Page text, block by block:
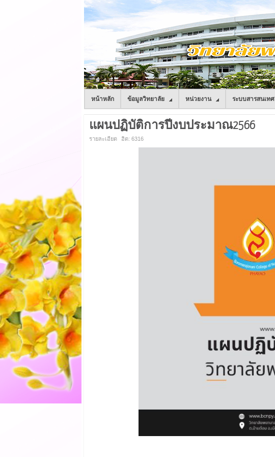
หน้าหลัก ข้อมูลวิทยาลัย หน่วยงาน ระบบสารสนเทศ
แผนปฏิบัติการปีงบประมาณ2566
รายละเอียด ฮิต: 6316